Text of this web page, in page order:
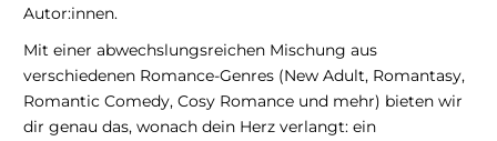
Autor:innen.
Mit einer abwechslungsreichen Mischung aus
verschiedenen Romance-Genres (New Adult, Romantasy,
Romantic Comedy, Cosy Romance und mehr) bieten wir
dir genau das, wonach dein Herz verlangt: ein